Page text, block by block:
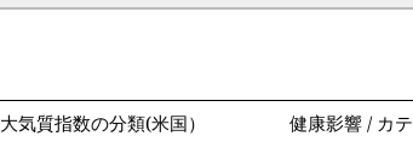
大気質指数の分類(米国） 健康影響 / カ